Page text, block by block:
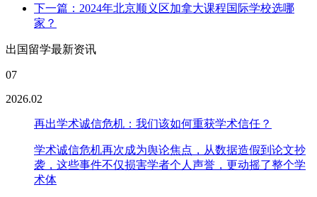
下一篇：2024年北京顺义区加拿大课程国际学校选哪
家？
出国留学最新资讯
07
2026.02
再出学术诚信危机：我们该如何重获学术信任？
学术诚信危机再次成为舆论焦点，从数据造假到论文抄
袭，这些事件不仅损害学者个人声誉，更动摇了整个学
术体